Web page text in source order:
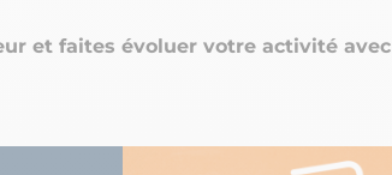
et faites évoluer votre activité avec